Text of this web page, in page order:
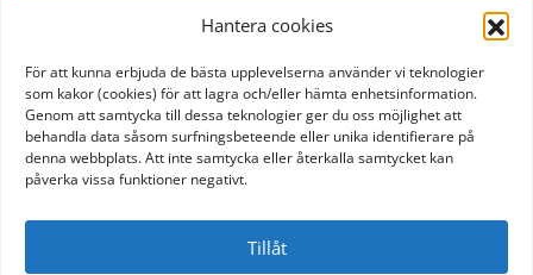
Hantera cookies
För att kunna erbjuda de bästa upplevelserna använder vi teknologier
som kakor (cookies) för att lagra och/eller hämta enhetsinformation.
Genom att samtycka till dessa teknologier ger du oss möjlighet att
behandla data såsom surfningsbeteende eller unika identifierare på
denna webbplats. Att inte samtycka eller återkalla samtycket kan
påverka vissa funktioner negativt.
Tillåt
Följ oss